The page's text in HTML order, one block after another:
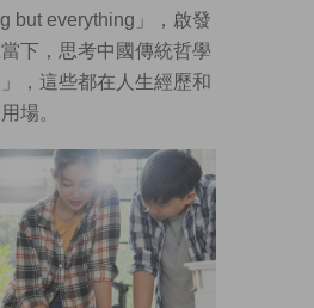
but everything」，啟發
下，思考中國傳統哲學
」，這些都在人生經歷和
場。